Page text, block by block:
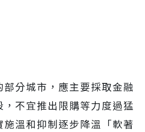
分城市，應主要採取金融
，不宜推出限購等力度過猛
溫和抑制逐步降溫「軟著